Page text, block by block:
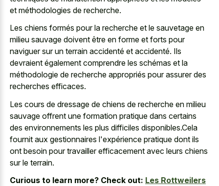
et méthodologies de recherche.
Les chiens formés pour la recherche et le sauvetage en
milieu sauvage doivent être en forme et forts pour
naviguer sur un terrain accidenté et accidenté. Ils
devraient également comprendre les schémas et la
méthodologie de recherche appropriés pour assurer des
recherches efficaces.
Les cours de dressage de chiens de recherche en milieu
sauvage offrent une formation pratique dans certains
des environnements les plus difficiles disponibles.Cela
fournit aux gestionnaires l'expérience pratique dont ils
ont besoin pour travailler efficacement avec leurs chiens
sur le terrain.
Curious to learn more? Check out: Les Rottweilers